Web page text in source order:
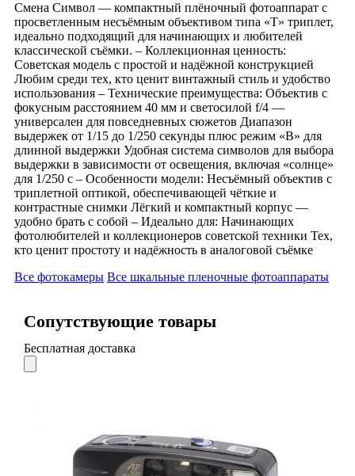
Смена Символ — компактный плёночный фотоаппарат с
просветленным несъёмным объективом типа «Т» триплет,
идеально подходящий для начинающих и любителей
классической съёмки. – Коллекционная ценность:
Советская модель с простой и надёжной конструкцией
Любим среди тех, кто ценит винтажный стиль и удобство
использования – Технические преимущества: Объектив с
фокусным расстоянием 40 мм и светосилой f/4 —
универсален для повседневных сюжетов Диапазон
выдержек от 1/15 до 1/250 секунды плюс режим «В» для
длинной выдержки Удобная система символов для выбора
выдержки в зависимости от освещения, включая «солнце»
для 1/250 с – Особенности модели: Несъёмный объектив с
триплетной оптикой, обеспечивающей чёткие и
контрастные снимки Лёгкий и компактный корпус —
удобно брать с собой – Идеально для: Начинающих
фотолюбителей и коллекционеров советской техники Тех,
кто ценит простоту и надёжность в аналоговой съёмке
Все фотокамеры Все шкальные пленочные фотоаппараты
Сопутствующие товары
Бесплатная доставка